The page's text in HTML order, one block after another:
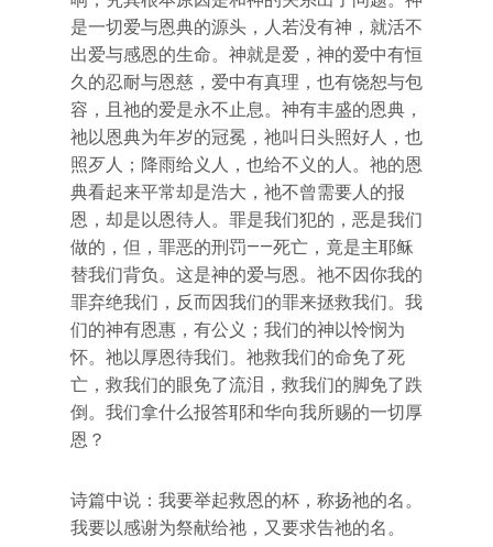
是一切爱与恩典的源头，人若没有神，就活不
出爱与感恩的生命。神就是爱，神的爱中有恒
久的忍耐与恩慈，爱中有真理，也有饶恕与包
容，且祂的爱是永不止息。神有丰盛的恩典，
祂以恩典为年岁的冠冕，祂叫日头照好人，也
照歹人；降雨给义人，也给不义的人。祂的恩
典看起来平常却是浩大，祂不曾需要人的报
恩，却是以恩待人。罪是我们犯的，恶是我们
做的，但，罪恶的刑罚——死亡，竟是主耶稣
替我们背负。这是神的爱与恩。祂不因你我的
罪弃绝我们，反而因我们的罪来拯救我们。我
们的神有恩惠，有公义；我们的神以怜悯为
怀。祂以厚恩待我们。祂救我们的命免了死
亡，救我们的眼免了流泪，救我们的脚免了跌
倒。我们拿什么报答耶和华向我所赐的一切厚
恩？
诗篇中说：我要举起救恩的杯，称扬祂的名。
我要以感谢为祭献给祂，又要求告祂的名。